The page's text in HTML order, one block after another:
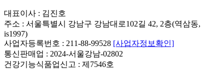
대표이사 : 김진호
주소 : 서울특별시 강남구 강남대로102길 42, 2층(역삼동,
is1997)
사업자등록번호 : 211-88-99528 [사업자정보확인]
통신판매업 : 2024-서울강남-02802
건강기능식품업신고 : 제7546호